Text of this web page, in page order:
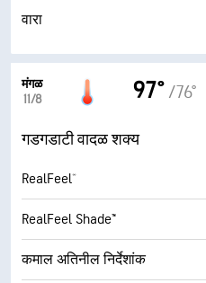
वारा
मंगळ
11/8
97° /76°
गडगडाटी वादळ शक्य
RealFeel®
RealFeel Shade™
कमाल अतिनील निर्देशांक